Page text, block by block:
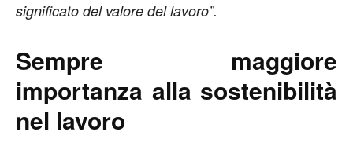
significato del valore del lavoro”.
Sempre maggiore
importanza alla sostenibilità
nel lavoro